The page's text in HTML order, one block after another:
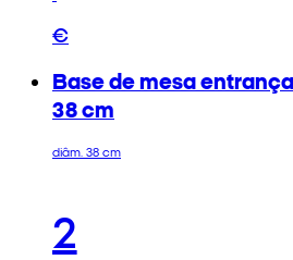
€
Base de mesa
38 cm
diâm. 38 cm
2